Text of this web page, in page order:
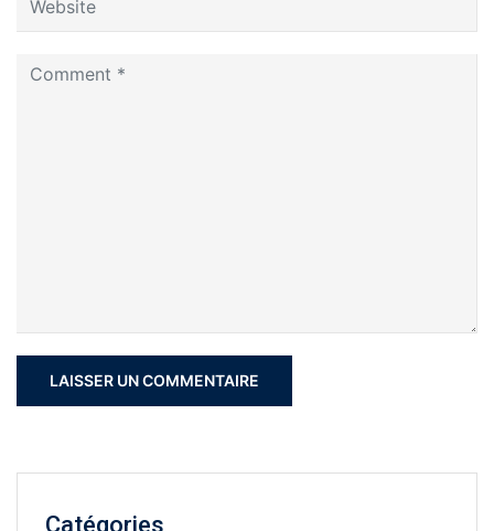
Catégories